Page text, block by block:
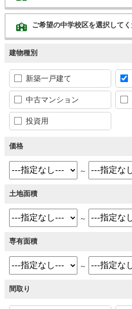
ご希望の中学校区を選択して
建物種別
新築一戸建て
中古マンション
投資用
価格
～
土地面積
～
専有面積
～
間取り